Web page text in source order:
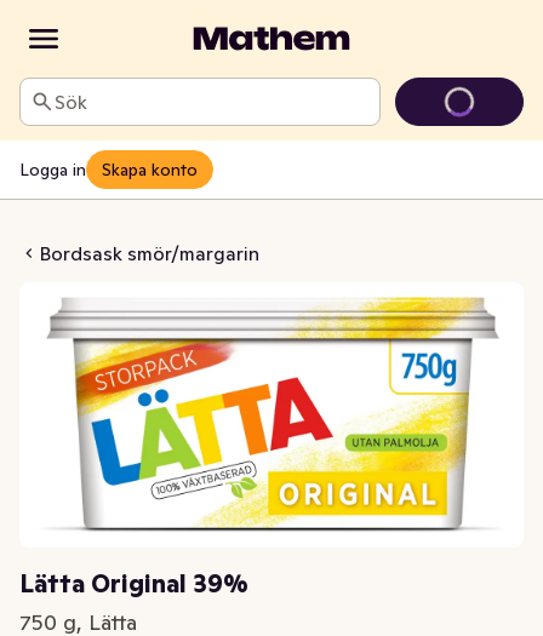
Sök
Logga in Skapa konto
Bordsask smör/margarin
39%
Lätta Original 39%
750 g, Lätta